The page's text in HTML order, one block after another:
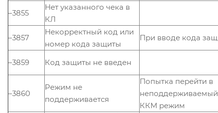
–3855
Нет указанного чека в
КЛ
–3857
Некорректный код или
номер кода защиты
При вводе кода
–3859 Код защиты не введен
–3860
Режим не
поддерживается
Попытка перейти в
ККМ режим